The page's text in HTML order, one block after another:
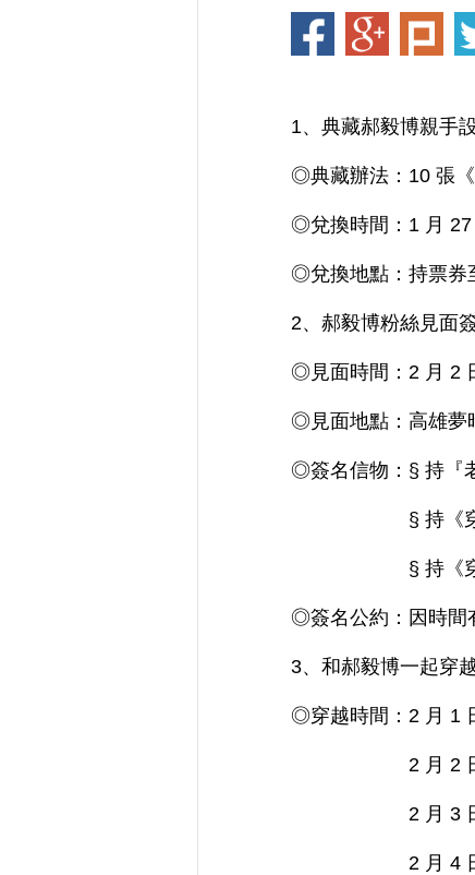
1、典藏郝毅博親手
◎典藏辦法：10 張《
◎兌換時間：1 月 27
◎兌換地點：持票券
2、郝毅博粉絲見面
◎見面時間：2 月 2
◎見面地點：高雄
◎簽名信物：§ 持『
§ 持《穿越時空
§ 持《穿越時
◎簽名公約：因時間
3、和郝毅博一起穿
◎穿越時間：2 月 1
2 月 2 日（
2 月 3 日（
2 月 4 日（